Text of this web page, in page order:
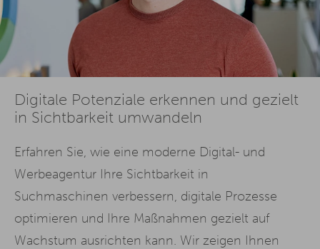
Digitale Potenziale erkennen und gezielt
in Sichtbarkeit umwandeln
Erfahren Sie, wie eine moderne Digital- und
Werbeagentur Ihre Sichtbarkeit in
Suchmaschinen verbessern, digitale Prozesse
optimieren und Ihre Maßnahmen gezielt auf
Wachstum ausrichten kann. Wir zeigen Ihnen